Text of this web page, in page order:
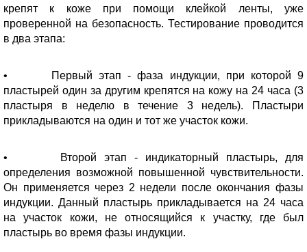
крепят к коже при помощи клейкой ленты, уже
проверенной на безопасность. Тестирование проводится
в два этапа:
• Первый этап - фаза индукции, при которой 9
пластырей один за другим крепятся на кожу на 24 часа (3
пластыря в неделю в течение 3 недель). Пластыри
прикладываются на один и тот же участок кожи.
• Второй этап - индикаторный пластырь, для
определения возможной повышенной чувствительности.
Он применяется через 2 недели после окончания фазы
индукции. Данный пластырь прикладывается на 24 часа
на участок кожи, не относящийся к участку, где был
пластырь во время фазы индукции.